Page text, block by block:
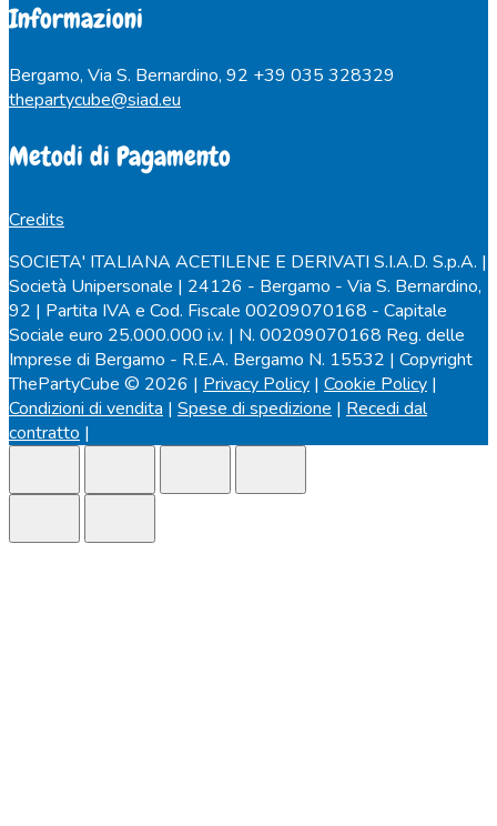
Informazioni
Bergamo, Via S. Bernardino, 92 +39 035 328329
thepartycube@siad.eu
Metodi di Pagamento
Credits
SOCIETA' ITALIANA ACETILENE E DERIVATI S.I.A.D. S.p.A. |
Società Unipersonale | 24126 - Bergamo - Via S. Bernardino,
92 | Partita IVA e Cod. Fiscale 00209070168 - Capitale
Sociale euro 25.000.000 i.v. | N. 00209070168 Reg. delle
Imprese di Bergamo - R.E.A. Bergamo N. 15532 | Copyright
ThePartyCube © 2026 | Privacy Policy | Cookie Policy |
Condizioni di vendita | Spese di spedizione | Recedi dal
contratto |